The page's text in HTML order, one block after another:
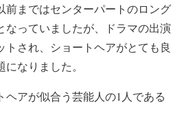
前まではセンターパートのロング
なっていましたが、ドラマの出演
され、 ショートヘアがとても良
なりました。
ヘアが似合う芸能人の1人である